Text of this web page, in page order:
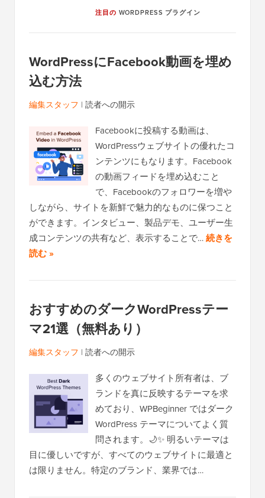
注目の WORDPRESS プラグイン
WordPressにFacebook動画を埋め
込む方法
編集スタッフ | 読者への開示
Facebookに投稿する動画は、
WordPressウェブサイトの優れたコ
ンテンツにもなります。Facebook
の動画フィードを埋め込むこと
で、Facebookのフォロワーを増や
しながら、サイトを新鮮で魅力的なものに保つこと
ができます。インタビュー、製品デモ、ユーザー生
成コンテンツの共有など、表示することで…続きを
読む »
おすすめのダークWordPressテー
マ21選（無料あり）
編集スタッフ | 読者への開示
多くのウェブサイト所有者は、ブ
ランドを真に反映するテーマを求
めており、WPBeginner ではダーク
WordPress テーマについてよく質
問されます。🌙✨ 明るいテーマは
目に優しいですが、すべてのウェブサイトに最適と
は限りません。特定のブランド、業界では…